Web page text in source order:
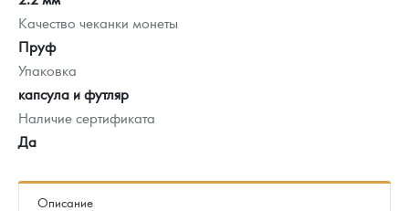
Качество чеканки монеты
Пруф
Упаковка
капсула и футляр
Наличие сертификата
Да
Описание